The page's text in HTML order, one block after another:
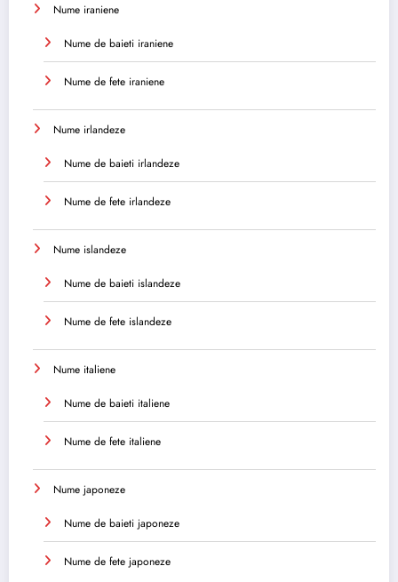
Nume iraniene
Nume de baieti iraniene
Nume de fete iraniene
Nume irlandeze
Nume de baieti irlandeze
Nume de fete irlandeze
Nume islandeze
Nume de baieti islandeze
Nume de fete islandeze
Nume italiene
Nume de baieti italiene
Nume de fete italiene
Nume japoneze
Nume de baieti japoneze
Nume de fete japoneze